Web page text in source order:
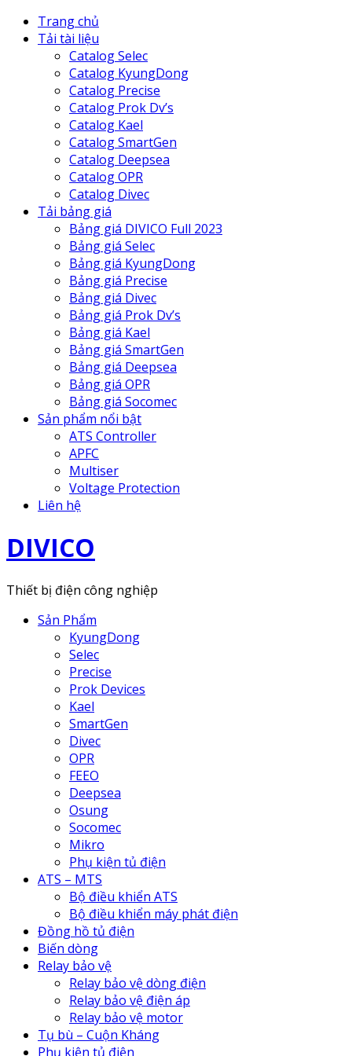
Trang chủ
Tải tài liệu
Catalog Selec
Catalog KyungDong
Catalog Precise
Catalog Prok Dv’s
Catalog Kael
Catalog SmartGen
Catalog Deepsea
Catalog OPR
Catalog Divec
Tải bảng giá
Bảng giá DIVICO Full 2023
Bảng giá Selec
Bảng giá KyungDong
Bảng giá Precise
Bảng giá Divec
Bảng giá Prok Dv’s
Bảng giá Kael
Bảng giá SmartGen
Bảng giá Deepsea
Bảng giá OPR
Bảng giá Socomec
Sản phẩm nổi bật
ATS Controller
APFC
Multiser
Voltage Protection
Liên hệ
DIVICO
Thiết bị điện công nghiệp
Sản Phẩm
KyungDong
Selec
Precise
Prok Devices
Kael
SmartGen
Divec
OPR
FEEO
Deepsea
Osung
Socomec
Mikro
Phụ kiện tủ điện
ATS – MTS
Bộ điều khiển ATS
Bộ điều khiển máy phát điện
Đồng hồ tủ điện
Biến dòng
Relay bảo vệ
Relay bảo vệ dòng điện
Relay bảo vệ điện áp
Relay bảo vệ motor
Tụ bù – Cuộn Kháng
Phụ kiện tủ điện